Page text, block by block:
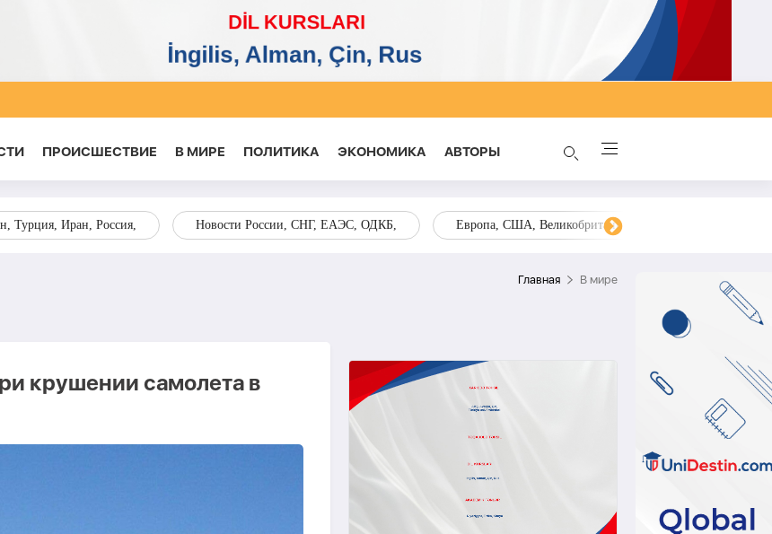
ПРОИСШЕСТВИЕ В МИРЕ ПОЛИТИКА ЭКОНОМИКА AВТОРЫ
Турция, Иран, Россия, Новости России, СНГ, ЕАЭС, ОДКБ, Европа, США, Великобритания, Украина, Запад,
Главная В мире
крушении самолета в